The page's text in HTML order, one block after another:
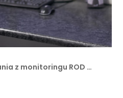
z monitoringu ROD …